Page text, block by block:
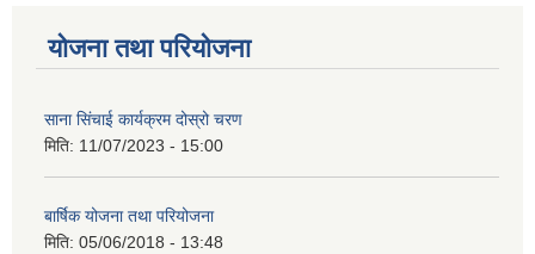
योजना तथा परियोजना
साना सिंचाई कार्यक्रम दोस्रो चरण
मिति: 11/07/2023 - 15:00
बार्षिक योजना तथा परियोजना
मिति: 05/06/2018 - 13:48